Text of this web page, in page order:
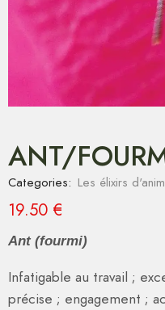
ANT/
Categories: Les élixirs
19.50 €
Ant (fourmi)
Infatigable au travail ;
précise ; engagement ;